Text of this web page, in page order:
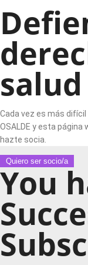
salud
Cada vez es más
OSALDE y esta
hazte socia.
Quiero ser socio/a
You